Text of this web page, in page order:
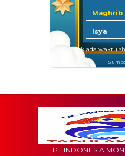
Maghrib
Isya
Tidak ada waktu
PT INDONESIA